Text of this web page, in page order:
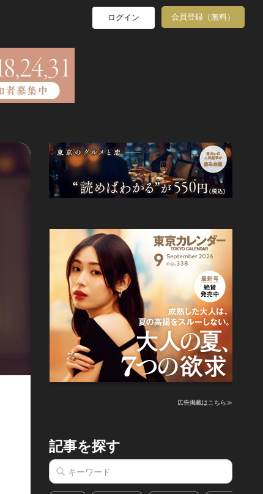
ログイン 会員登録（無料）
広告掲載はこちら≫
記事を探す